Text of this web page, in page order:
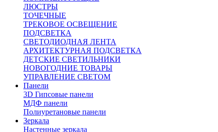
ЛЮСТРЫ
ТОЧЕЧНЫЕ
ТРЕКОВОЕ ОСВЕЩЕНИЕ
ПОДСВЕТКА
СВЕТОДИОДНАЯ ЛЕНТА
АРХИТЕКТУРНАЯ ПОДСВЕТКА
ДЕТСКИЕ СВЕТИЛЬНИКИ
НОВОГОДНИЕ ТОВАРЫ
УПРАВЛЕНИЕ СВЕТОМ
Панели
3D Гипсовые панели
МДФ панели
Полиуретановые панели
Зеркала
Настенные зеркала